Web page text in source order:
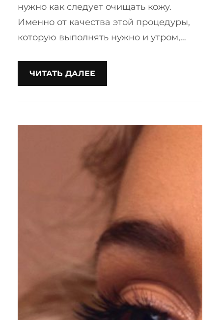
нужно как следует очищать кожу.
Именно от качества этой процедуры,
которую выполнять нужно и утром,…
ЧИТАТЬ ДАЛЕЕ